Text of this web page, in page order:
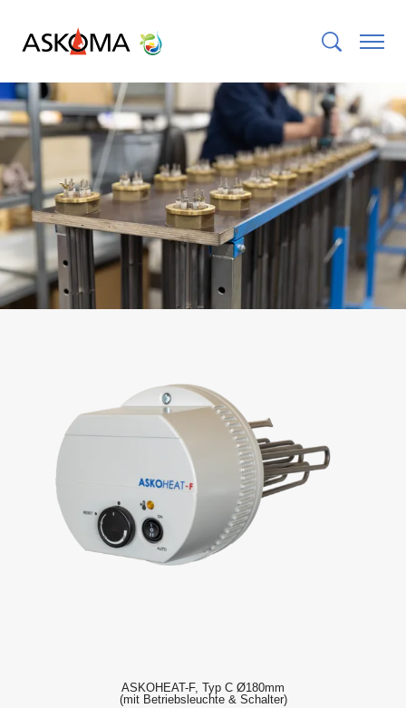
ASKOHEAT-F, Typ C Ø180mm
(mit Betriebsleuchte & Schalter)